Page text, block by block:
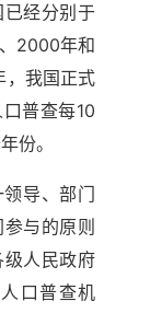
经分别于
2000年和
，我国正式
普查每10
份。
导、部门
与的原则
人民政府
口普查机